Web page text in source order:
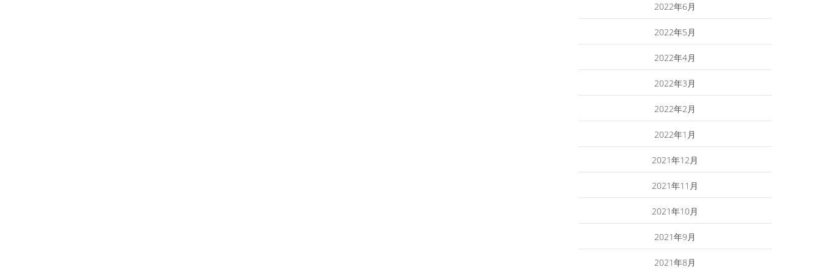
2022年6月
2022年5月
2022年4月
2022年3月
2022年2月
2022年1月
2021年12月
2021年11月
2021年10月
2021年9月
2021年8月